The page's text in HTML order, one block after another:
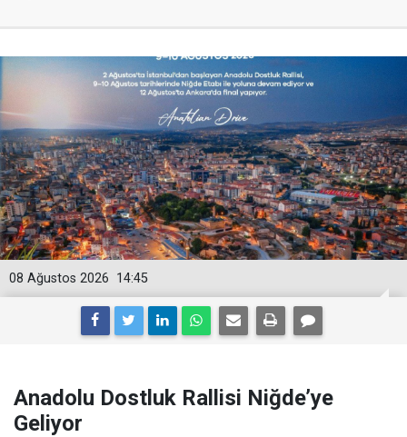
14:45
08 Ağustos 2026
Anadolu Dostluk Rallisi Niğde’ye
Geliyor